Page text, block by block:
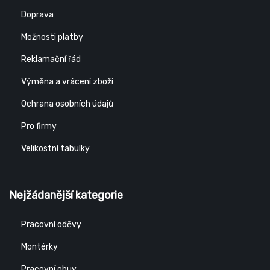
Doprava
Možnosti platby
Reklamační řád
Výměna a vrácení zboží
Ochrana osobních údajů
Pro firmy
Velikostní tabulky
Nejžádanější kategorie
Pracovní oděvy
Montérky